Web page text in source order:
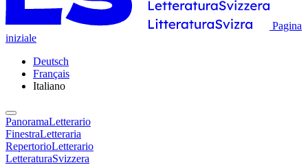
Pagina
iniziale
Deutsch
Français
Italiano
PanoramaLetterario
FinestraLetteraria
RepertorioLetterario
LetteraturaSvizzera